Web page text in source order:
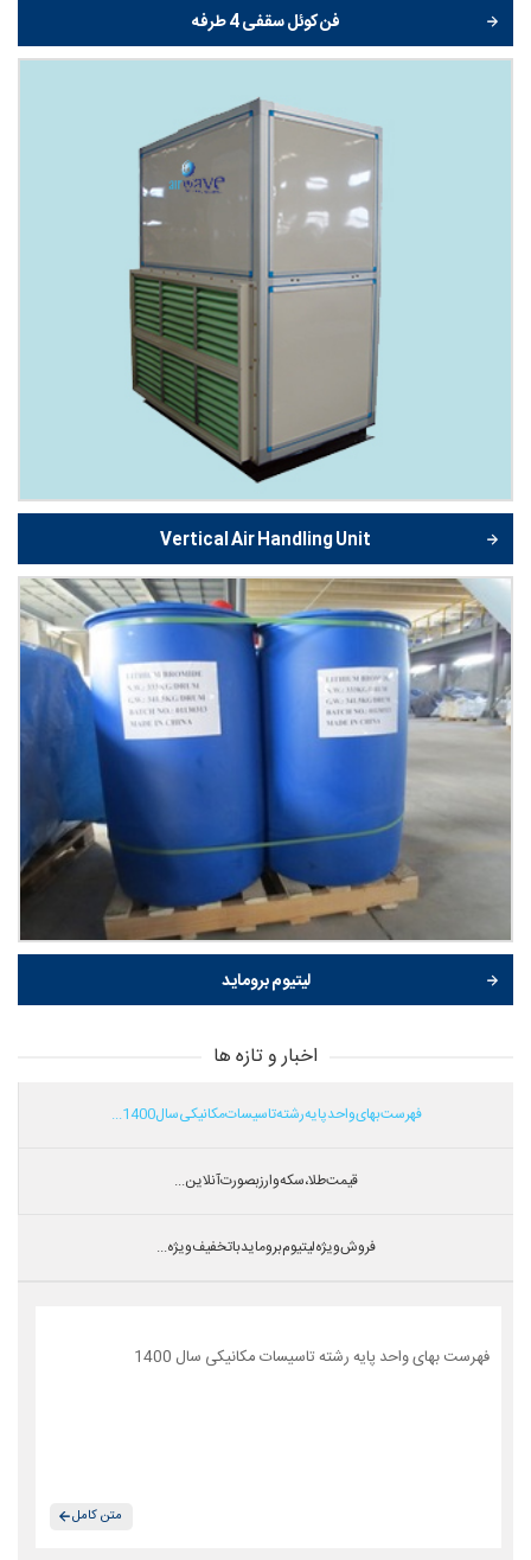
فن کوئل سقفی 4 طرفه
Vertical Air Handling Unit
لیتیوم بروماید
اخبار و تازه ها
فهرست بهای واحد پایه رشته تاسیسات مکانیکی سال 1400...
قیمت طلا،سکه و ارز بصورت آنلاین...
فروش ویژه لیتیوم بروماید با تخفیف ویژه...
فهرست بهای واحد پایه رشته تاسیسات مکانیکی سال 1400
متن کامل